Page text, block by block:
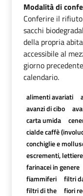
Modalità di
Conferire il
sacchi
della propria
accessibile al
giorno
calendario.
alimenti avariati
avanzi di cibo
carta umida
cialde caffè
conchiglie e
escrementi,
farinacei in genere
fiammiferi
filtri
filtri di the
fiori